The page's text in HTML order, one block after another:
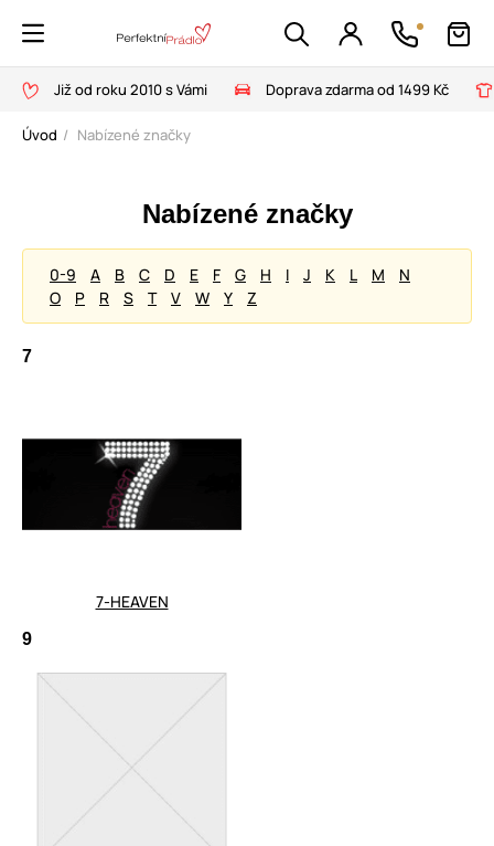
Již od roku 2010 s Vámi Doprava zdarma od 1499 Kč
Úvod Nabízené značky
Nabízené značky
0-9 A B C D E F G H I J K L M
N
O
P R S T V W Y Z
7
7-HEAVEN
9